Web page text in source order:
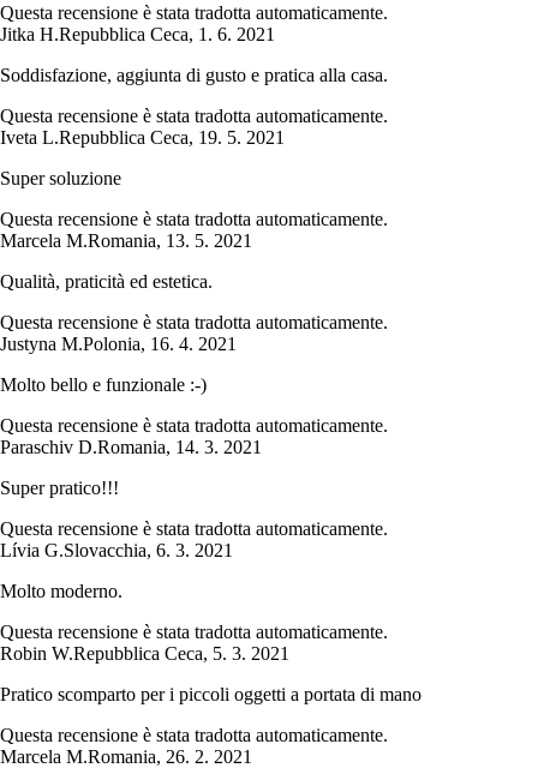
Questa recensione è stata tradotta automaticamente.
Jitka H.Repubblica Ceca, 1. 6. 2021
Soddisfazione, aggiunta di gusto e pratica alla casa.
Questa recensione è stata tradotta automaticamente.
Iveta L.Repubblica Ceca, 19. 5. 2021
Super soluzione
Questa recensione è stata tradotta automaticamente.
Marcela M.Romania, 13. 5. 2021
Qualità, praticità ed estetica.
Questa recensione è stata tradotta automaticamente.
Justyna M.Polonia, 16. 4. 2021
Molto bello e funzionale :-)
Questa recensione è stata tradotta automaticamente.
Paraschiv D.Romania, 14. 3. 2021
Super pratico!!!
Questa recensione è stata tradotta automaticamente.
Lívia G.Slovacchia, 6. 3. 2021
Molto moderno.
Questa recensione è stata tradotta automaticamente.
Robin W.Repubblica Ceca, 5. 3. 2021
Pratico scomparto per i piccoli oggetti a portata di mano
Questa recensione è stata tradotta automaticamente.
Marcela M.Romania, 26. 2. 2021